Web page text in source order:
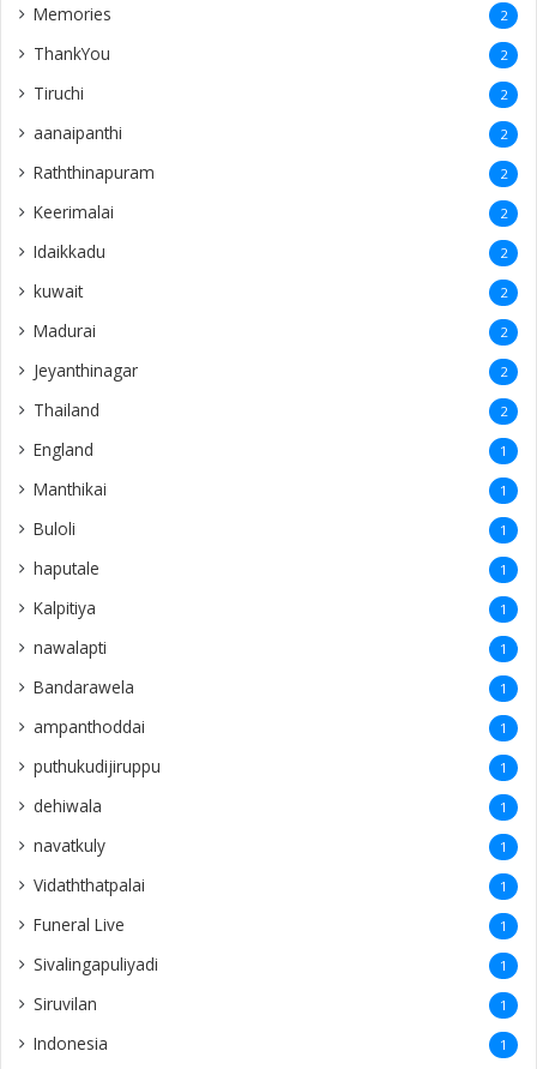
Memories 2
ThankYou 2
Tiruchi 2
aanaipanthi 2
Raththinapuram 2
Keerimalai 2
Idaikkadu 2
kuwait 2
Madurai 2
Jeyanthinagar 2
Thailand 2
England 1
Manthikai 1
Buloli 1
haputale 1
Kalpitiya 1
nawalapti 1
Bandarawela 1
ampanthoddai 1
puthukudijiruppu 1
dehiwala 1
navatkuly 1
Vidaththatpalai 1
Funeral Live 1
Sivalingapuliyadi 1
Siruvilan 1
Indonesia 1